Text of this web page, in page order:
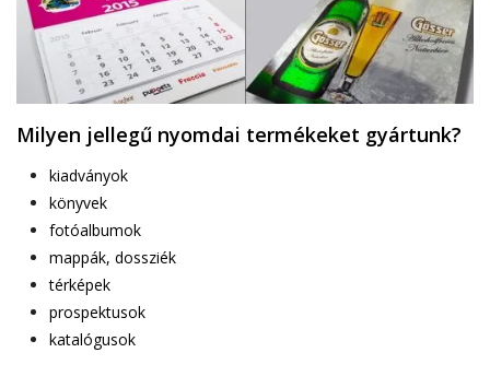
Milyen jellegű nyomdai termékeket gyártunk?
kiadványok
könyvek
fotóalbumok
mappák, dossziék
térképek
prospektusok
katalógusok